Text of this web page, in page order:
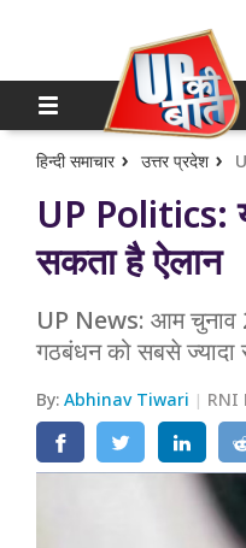
होम
टॉप न्यूज़
UP की बात
राजनीति
क्राइम
शिक्षा
वेब स्टोरी
हिन्दी समाचार उत्तर प्रदेश
UP Politics:
सकता है ऐलान
UP News: आम चुनाव
गठबंधन को सबसे ज्यादा
By:Abhinav Tiwari RNI
नोएडा
गाजियाबाद
लखनऊ
कानपुर
वाराणसी
अयोध्या
अलीगढ़